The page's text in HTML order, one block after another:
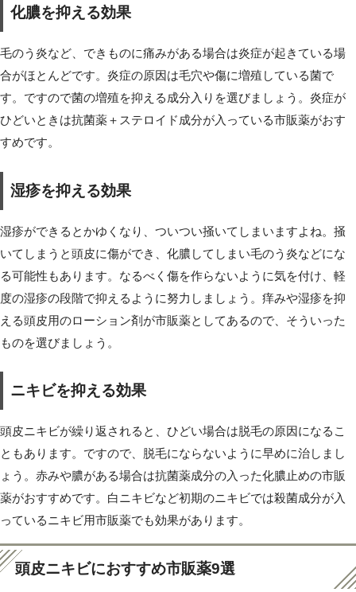
化膿を抑える効果
毛のう炎など、できものに痛みがある場合は炎症が起きている場
合がほとんどです。炎症の原因は毛穴や傷に増殖している菌で
す。ですので菌の増殖を抑える成分入りを選びましょう。炎症が
ひどいときは抗菌薬＋ステロイド成分が入っている市販薬がおす
すめです。
湿疹を抑える効果
湿疹ができるとかゆくなり、ついつい掻いてしまいますよね。掻
いてしまうと頭皮に傷ができ、化膿してしまい毛のう炎などにな
る可能性もあります。なるべく傷を作らないように気を付け、軽
度の湿疹の段階で抑えるように努力しましょう。痒みや湿疹を抑
える頭皮用のローション剤が市販薬としてあるので、そういった
ものを選びましょう。
ニキビを抑える効果
頭皮ニキビが繰り返されると、ひどい場合は脱毛の原因になるこ
ともあります。ですので、脱毛にならないように早めに治しまし
ょう。赤みや膿がある場合は抗菌薬成分の入った化膿止めの市販
薬がおすすめです。白ニキビなど初期のニキビでは殺菌成分が入
っているニキビ用市販薬でも効果があります。
頭皮ニキビにおすすめ市販薬9選